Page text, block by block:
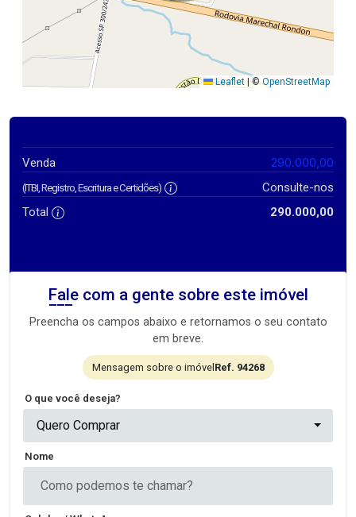
Leaflet |©OpenStreetMap
Venda 290.000,00
(ITBI, Registro, Escritura e Certidões)
Consulte-nos
Total
290.000,00
Fale com a gente sobre este imóvel
Preencha os campos abaixo e retornamos o seu contato
em breve.
Mensagem sobre o imóvel Ref. 94268
O que você deseja?
Quero Comprar
Nome